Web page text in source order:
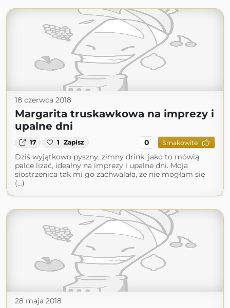
18 czerwca 2018
Margarita truskawkowa na imprezy i
upalne dni
17 1 Zapisz 0 Smakowite
Dziś wyjątkowo pyszny, zimny drink, jako to mówią
palce lizać, idealny na imprezy i upalne dni. Moja
siostrzenica tak mi go zachwalała, że nie mogłam się
(...)
28 maja 2018